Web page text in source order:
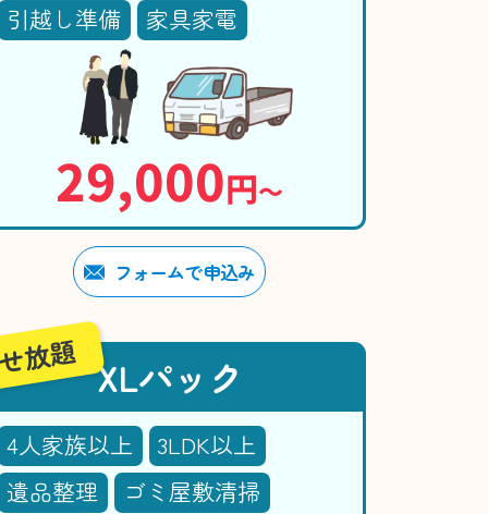
引越し準備
家具家電
29,000円〜
フォームで申込み
XLパック
4人家族以上
3LDK以上
遺品整理
ゴミ屋敷清掃
放題